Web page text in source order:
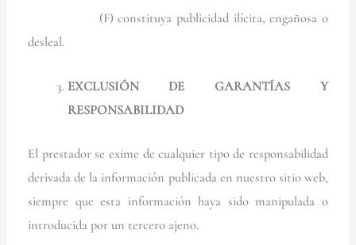
(F) constituya publicidad ilícita, engañosa o
desleal.
EXCLUSIÓN DE GARANTÍAS Y
RESPONSABILIDAD
El prestador se exime de cualquier tipo de responsabilidad
derivada de la información publicada en nuestro sitio web,
siempre que esta información haya sido manipulada o
introducida por un tercero ajeno.